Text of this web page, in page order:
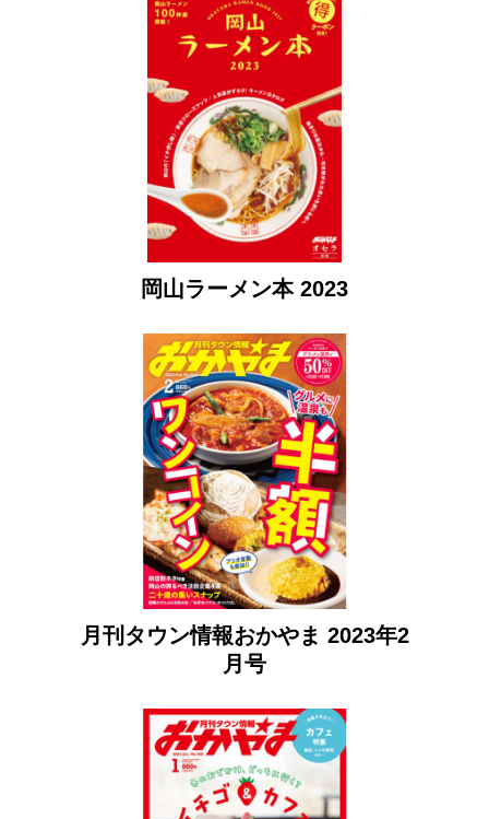
岡山ラーメン本 2023
月刊タウン情報おかやま 2023年2
月号